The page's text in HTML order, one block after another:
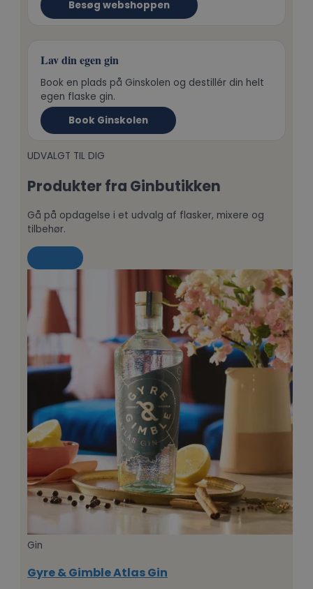
Besøg webshoppen
Lav din egen gin
Book en plads på Ginskolen og destillér din helt
egen flaske gin.
Book Ginskolen
UDVALGT TIL DIG
Produkter fra Ginbutikken
Gå på opdagelse i et udvalg af flasker, mixere og
tilbehør.
Gin
Gyre & Gimble Atlas Gin